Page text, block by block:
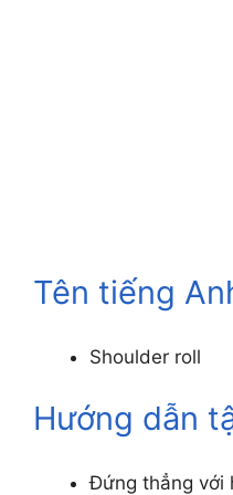
Tên tiếng
Shoulder roll
Hướng dẫn
Đứng thẳng với